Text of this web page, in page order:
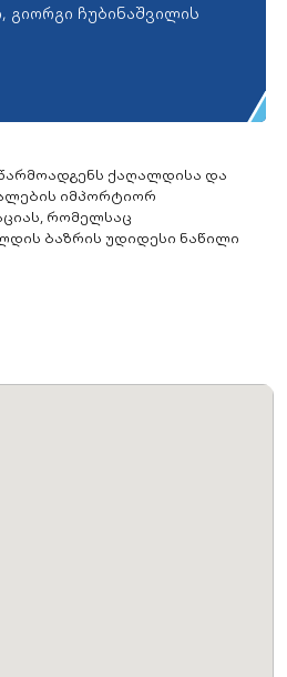
გიორგი ჩუბინაშვილის
წარმოადგენს ქაღალდისა და
იმპორტიორ
რომელსაც
ბაზრის უდიდესი ნაწილი